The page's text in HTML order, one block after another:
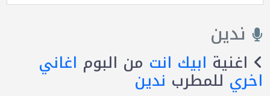
ندين
اغنية ابيك انت من البوم اغاني
اخري للمطرب ندين